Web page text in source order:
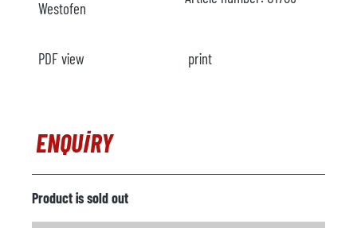
Westofen
PDF view print
ENQUIRY
Product is sold out